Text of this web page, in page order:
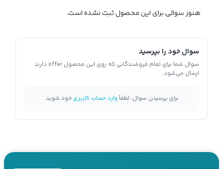
هنوز سوالی برای این محصول ثبت نشده است.
سوال خود را بپرسید
سوال شما برای تمام فروشندگانی که روی این محصول offer دارند
ارسال می‌شود.
برای پرسیدن سوال، لطفاًوارد حساب کاربریخود شوید.